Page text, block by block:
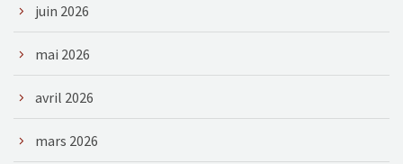
juin 2026
mai 2026
avril 2026
mars 2026